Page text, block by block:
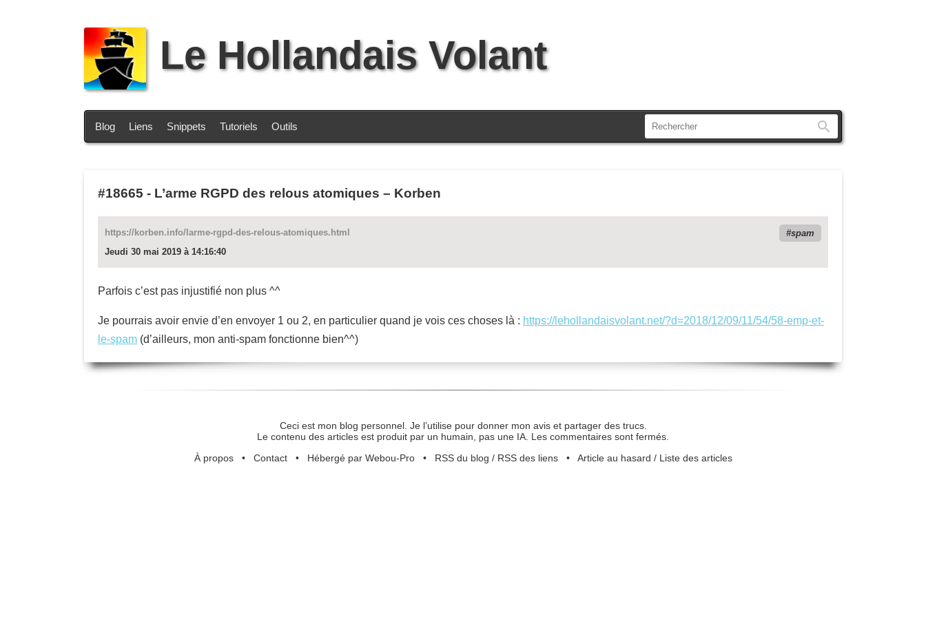
Le Hollandais Volant
Blog Liens Snippets Tutoriels Outils
#18665 - L’arme RGPD des relous atomiques – Korben
https://korben.info/larme-rgpd-des-relous-atomiques.html
spam
Jeudi 30 mai 2019 à 14:16:40
Parfois c’est pas injustifié non plus ^^
Je pourrais avoir envie d’en envoyer 1 ou 2, en particulier quand je vois ces choses là : https://lehollandaisvolant.net/?d=2018/12/09/11/54/58-emp-et-
le-spam (d’ailleurs, mon anti-spam fonctionne bien^^)
Ceci est mon blog personnel. Je l’utilise pour donner mon avis et partager des trucs.
Le contenu des articles est produit par un humain, pas une IA. Les commentaires sont fermés.
À propos• Contact• Hébergé par Webou-Pro• RSS du blog / RSS des liens• Article au hasard / Liste des articles